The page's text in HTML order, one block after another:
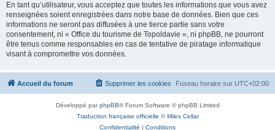
En tant qu’utilisateur, vous acceptez que toutes les informations que vous avez
renseignées soient enregistrées dans notre base de données. Bien que ces
informations ne seront pas diffusées à une tierce partie sans votre
consentement, ni « Office du tourisme de Topoldavie », ni phpBB, ne pourront
être tenus comme responsables en cas de tentative de piratage informatique
visant à compromettre vos données.
Accueil du forum Fuseau horaire sur UTC+02:00
Supprimer les cookies
Développé parphpBB® Forum Software © phpBB Limited
Traduction française officielle ©Miles Cellar
Confidentialité | Conditions